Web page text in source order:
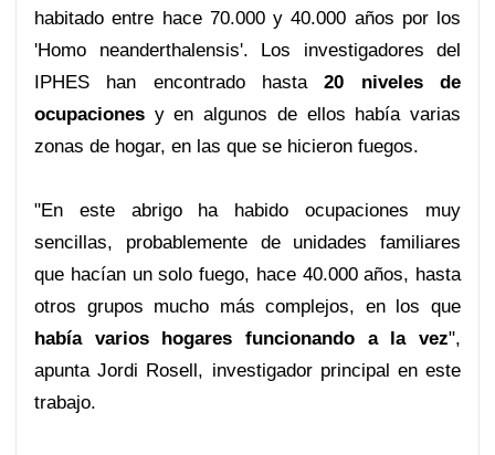
habitado entre hace 70.000 y 40.000 años por los
'Homo neanderthalensis'. Los investigadores del
IPHES han encontrado hasta20 niveles de
ocupaciones y en algunos de ellos había varias
zonas de hogar, en las que se hicieron fuegos.
"En este abrigo ha habido ocupaciones muy
sencillas, probablemente de unidades familiares
que hacían un solo fuego, hace 40.000 años, hasta
otros grupos mucho más complejos, en los que
había varios hogares funcionando a la vez",
apunta Jordi Rosell, investigador principal en este
trabajo.